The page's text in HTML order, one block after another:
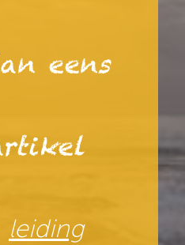
eens
leiding